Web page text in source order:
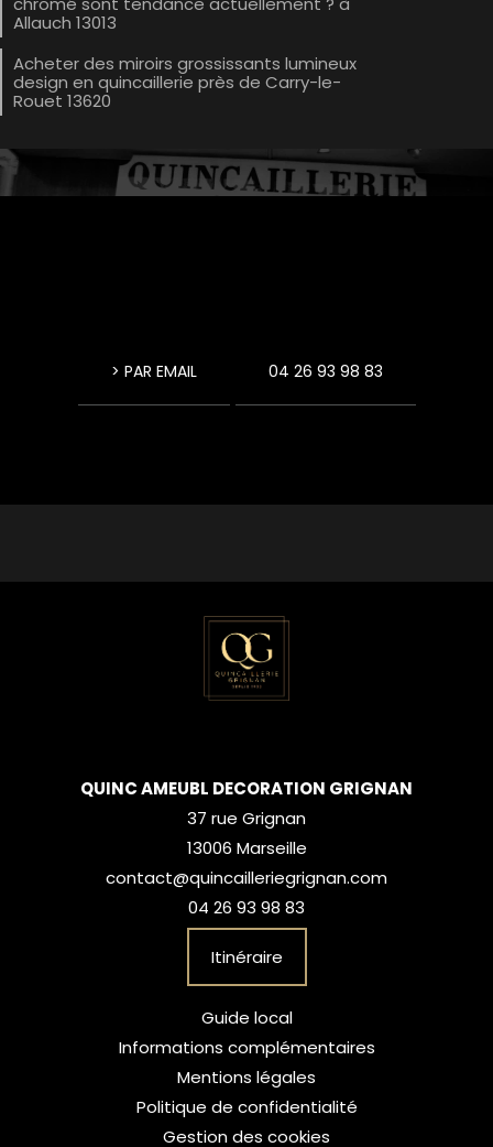
Allauch 13013
Acheter des miroirs grossissants lumineux
design en quincaillerie près de Carry-le-
Rouet 13620
> PAR EMAIL 04 26 93 98 83
QUINC AMEUBL DECORATION GRIGNAN
37 rue Grignan
13006 Marseille
contact@quincailleriegrignan.com
04 26 93 98 83
Itinéraire
Guide local
Informations complémentaires
Mentions légales
Politique de confidentialité
Gestion des cookies